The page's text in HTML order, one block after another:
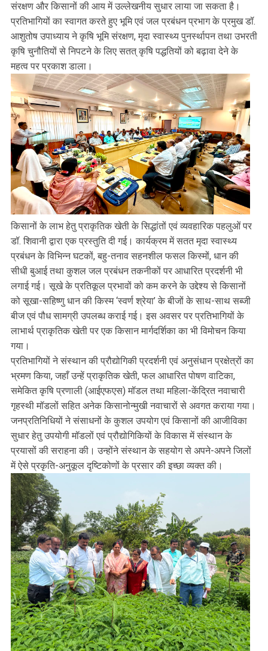
संरक्षण और किसानों की आय में उल्लेखनीय सुधार लाया जा सकता है।
प्रतिभागियों का स्वागत करते हुए भूमि एवं जल प्रबंधन प्रभाग के प्रमुख डॉ.
आशुतोष उपाध्याय ने कृषि भूमि संरक्षण, मृदा स्वास्थ्य पुनर्स्थापन तथा उभरती
कृषि चुनौतियों से निपटने के लिए सतत् कृषि पद्धतियों को बढ़ावा देने के
महत्व पर प्रकाश डाला।
किसानों के लाभ हेतु प्राकृतिक खेती के सिद्धांतों एवं व्यवहारिक पहलुओं पर
डॉ. शिवानी द्वारा एक प्रस्तुति दी गई। कार्यक्रम में सतत मृदा स्वास्थ्य
प्रबंधन के विभिन्न घटकों, बहु-तनाव सहनशील फसल किस्मों, धान की
सीधी बुआई तथा कुशल जल प्रबंधन तकनीकों पर आधारित प्रदर्शनी भी
लगाई गई। सूखे के प्रतिकूल प्रभावों को कम करने के उद्देश्य से किसानों
को सूखा-सहिष्णु धान की किस्म ‘स्वर्ण श्रेया’ के बीजों के साथ-साथ सब्जी
बीज एवं पौध सामग्री उपलब्ध कराई गई। इस अवसर पर प्रतिभागियों के
लाभार्थ प्राकृतिक खेती पर एक किसान मार्गदर्शिका का भी विमोचन किया
गया।
प्रतिभागियों ने संस्थान की प्रौद्योगिकी प्रदर्शनी एवं अनुसंधान प्रक्षेत्रों का
भ्रमण किया, जहाँ उन्हें प्राकृतिक खेती, फल आधारित पोषण वाटिका,
समेकित कृषि प्रणाली (आईएफएस) मॉडल तथा महिला-केंद्रित नवाचारी
गृहस्थी मॉडलों सहित अनेक किसानोन्मुखी नवाचारों से अवगत कराया गया।
जनप्रतिनिधियों ने संसाधनों के कुशल उपयोग एवं किसानों की आजीविका
सुधार हेतु उपयोगी मॉडलों एवं प्रौद्योगिकियों के विकास में संस्थान के
प्रयासों की सराहना की। उन्होंने संस्थान के सहयोग से अपने-अपने जिलों
में ऐसे प्रकृति-अनुकूल दृष्टिकोणों के प्रसार की इच्छा व्यक्त की।